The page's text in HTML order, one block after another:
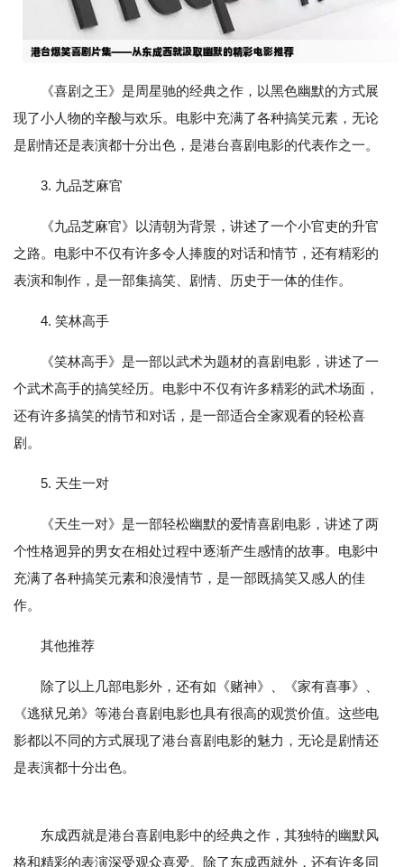
《喜剧之王》是周星驰的经典之作，以黑色幽默的方式展
现了小人物的辛酸与欢乐。电影中充满了各种搞笑元素，无论
是剧情还是表演都十分出色，是港台喜剧电影的代表作之一。
3. 九品芝麻官
《九品芝麻官》以清朝为背景，讲述了一个小官吏的升官
之路。电影中不仅有许多令人捧腹的对话和情节，还有精彩的
表演和制作，是一部集搞笑、剧情、历史于一体的佳作。
4. 笑林高手
《笑林高手》是一部以武术为题材的喜剧电影，讲述了一
个武术高手的搞笑经历。电影中不仅有许多精彩的武术场面，
还有许多搞笑的情节和对话，是一部适合全家观看的轻松喜
剧。
5. 天生一对
《天生一对》是一部轻松幽默的爱情喜剧电影，讲述了两
个性格迥异的男女在相处过程中逐渐产生感情的故事。电影中
充满了各种搞笑元素和浪漫情节，是一部既搞笑又感人的佳
作。
其他推荐
除了以上几部电影外，还有如《赌神》、《家有喜事》、
《逃狱兄弟》等港台喜剧电影也具有很高的观赏价值。这些电
影都以不同的方式展现了港台喜剧电影的魅力，无论是剧情还
是表演都十分出色。
东成西就是港台喜剧电影中的经典之作，其独特的幽默风
格和精彩的表演深受观众喜爱。除了东成西就外，还有许多同